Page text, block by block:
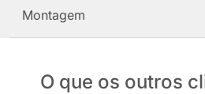
Montagem
O que os outros